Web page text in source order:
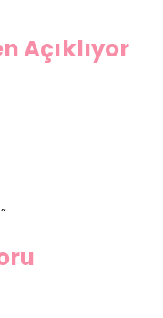
Açıklıyor
”